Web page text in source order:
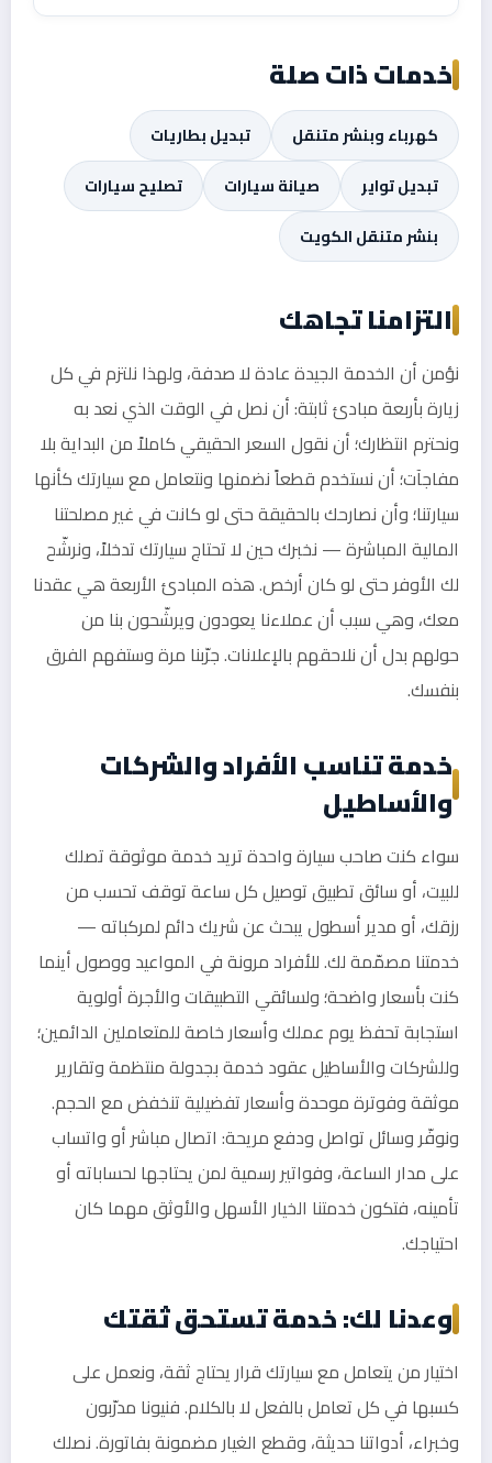
خدمات ذات صلة
كهرباء وبنشر متنقل
تبديل بطاريات
تبديل تواير
صيانة سيارات
تصليح سيارات
بنشر متنقل الكويت
التزامنا تجاهك
نؤمن أن الخدمة الجيدة عادة لا صدفة، ولهذا نلتزم في كل
زيارة بأربعة مبادئ ثابتة: أن نصل في الوقت الذي نعد به
ونحترم انتظارك؛ أن نقول السعر الحقيقي كاملاً من البداية بلا
مفاجآت؛ أن نستخدم قطعاً نضمنها ونتعامل مع سيارتك كأنها
سيارتنا؛ وأن نصارحك بالحقيقة حتى لو كانت في غير مصلحتنا
المالية المباشرة — نخبرك حين لا تحتاج سيارتك تدخلاً، ونرشّح
لك الأوفر حتى لو كان أرخص. هذه المبادئ الأربعة هي عقدنا
معك، وهي سبب أن عملاءنا يعودون ويرشّحون بنا من
حولهم بدل أن نلاحقهم بالإعلانات. جرّبنا مرة وستفهم الفرق
بنفسك.
خدمة تناسب الأفراد والشركات
والأساطيل
سواء كنت صاحب سيارة واحدة تريد خدمة موثوقة تصلك
للبيت، أو سائق تطبيق توصيل كل ساعة توقف تحسب من
رزقك، أو مدير أسطول يبحث عن شريك دائم لمركباته —
خدمتنا مصمّمة لك. للأفراد مرونة في المواعيد ووصول أينما
كنت بأسعار واضحة؛ ولسائقي التطبيقات والأجرة أولوية
استجابة تحفظ يوم عملك وأسعار خاصة للمتعاملين الدائمين؛
وللشركات والأساطيل عقود خدمة بجدولة منتظمة وتقارير
موثقة وفوترة موحدة وأسعار تفضيلية تنخفض مع الحجم.
ونوفّر وسائل تواصل ودفع مريحة: اتصال مباشر أو واتساب
على مدار الساعة، وفواتير رسمية لمن يحتاجها لحساباته أو
تأمينه، فتكون خدمتنا الخيار الأسهل والأوثق مهما كان
احتياجك.
وعدنا لك: خدمة تستحق ثقتك
اختيار من يتعامل مع سيارتك قرار يحتاج ثقة، ونعمل على
كسبها في كل تعامل بالفعل لا بالكلام. فنيونا مدرّبون
وخبراء، أدواتنا حديثة، وقطع الغيار مضمونة بفاتورة. نصلك